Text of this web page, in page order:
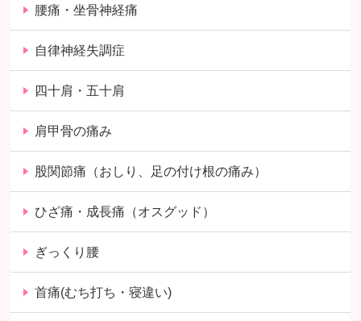
腰痛・坐骨神経痛
自律神経失調症
四十肩・五十肩
肩甲骨の痛み
股関節痛（おしり、足の付け根の痛み）
ひざ痛・成長痛（オスグッド）
ぎっくり腰
首痛(むち打ち・寝違い)